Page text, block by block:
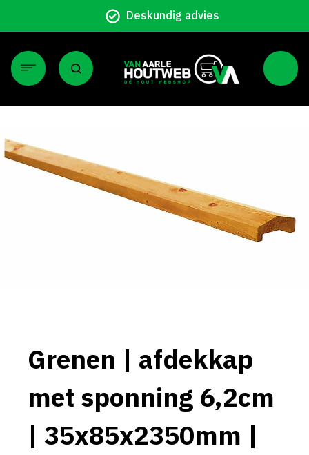
Deskundig advies
Grenen | afdekkap
met sponning 6,2cm
| 35x85x2350mm |